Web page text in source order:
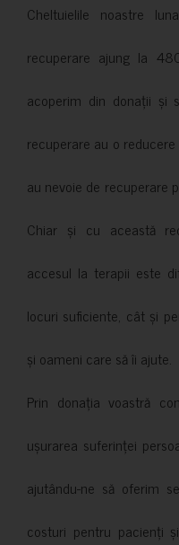
Cheltuielile noastre
recuperare ajung la
acoperim din donații și
recuperare au o
au nevoie de recuperare
Chiar și cu această
accesul la terapii este
locuri suficiente, cât și
și oameni care să îi ajute.
Prin donația voastră
ușurarea suferinței
ajutându-ne să oferim
costuri pentru pacienți